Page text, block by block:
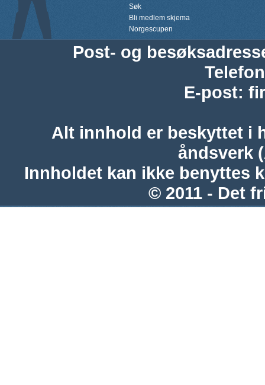
Søk
Bli medlem skjema
Norgescupen
Post- og
Telefon
E-post:
Alt innhold er beskyttet i
åndsverk
Innholdet kan ikke benyttes
© 2011 - Det